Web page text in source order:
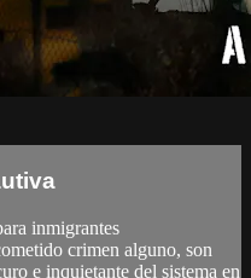
inmigrantes
crimen alguno, son
e inquietante del sistema en